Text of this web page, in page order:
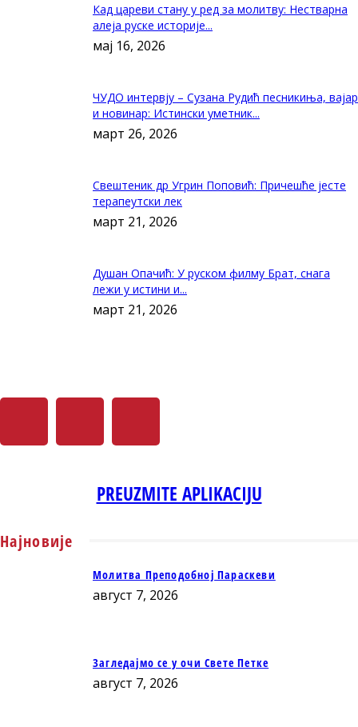
Кад цареви стану у ред за молитву: Нестварна
алеја руске историје...
мај 16, 2026
ЧУДО интервју – Сузана Рудић песникиња, вајар
и новинар: Истински уметник...
март 26, 2026
Свештеник др Угрин Поповић: Причешће јесте
терапеутски лек
март 21, 2026
Душан Опачић: У руском филму Брат, снага
лежи у истини и...
март 21, 2026
PREUZMITE APLIKACIJU
Најновије
Молитва Преподобној Параскеви
август 7, 2026
Загледајмо се у очи Свете Петке
август 7, 2026